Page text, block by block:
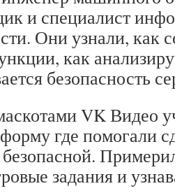
и специалист
Они узнали, как
как
безопасность
VK Видео
где помогали
задания и